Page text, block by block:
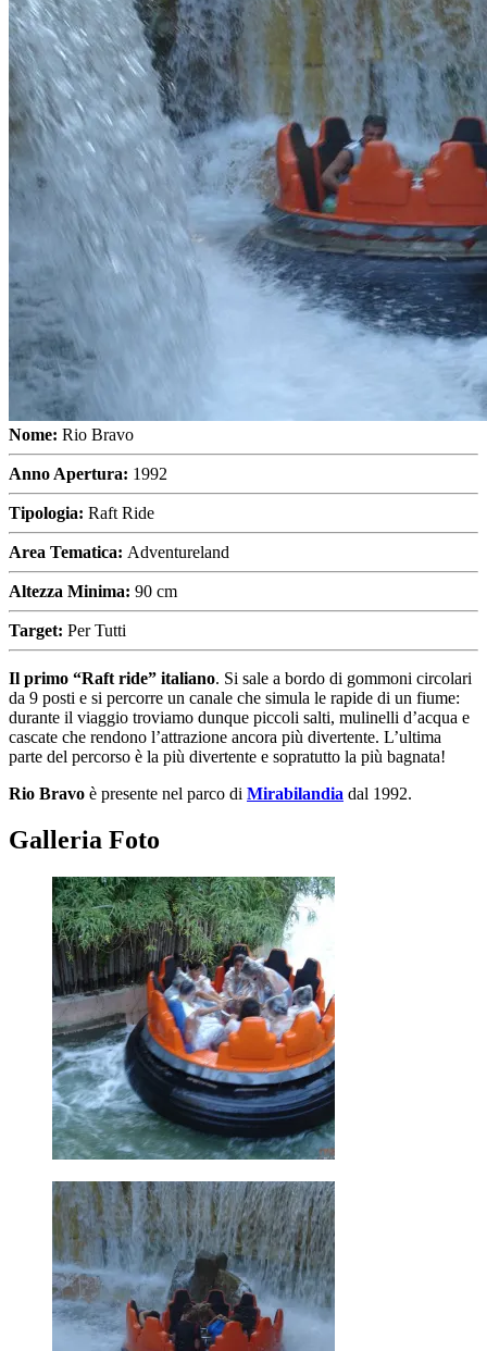
Mirabilandia Forever
Mirabilandia
Attrazioni
Spettacoli
Mirabilandia Beach
Multimedia
Gallerie Fotografiche
Gallerie Video
Shop
Facebook
Instagram
Youtube
Mirabilandiosi su WhatsApp
Seguici su:
Nome: Rio Bravo
Anno Apertura: 1992
Tipologia: Raft Ride
Area Tematica: Adventureland
Altezza Minima: 90 cm
Target: Per Tutti
Il primo “Raft ride” italiano. Si sale a bordo di gommoni circolari
da 9 posti e si percorre un canale che simula le rapide di un fiume:
durante il viaggio troviamo dunque piccoli salti, mulinelli d’acqua e
cascate che rendono l’attrazione ancora più divertente. L’ultima
parte del percorso è la più divertente e sopratutto la più bagnata!
Rio Bravo è presente nel parco di Mirabilandia dal 1992.
Galleria Foto